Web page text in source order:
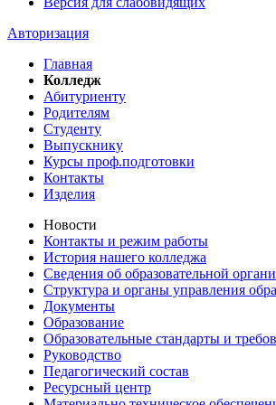
Авторизация
Главная
Колледж
Абитуриенту
Родителям
Студенту
Выпускнику
Курсы проф.подготовки
Контакты
Изделия
Новости
Контакты и режим работы
История нашего колледжа
Сведения об образовательной
Структура и органы управления
Документы
Образование
Образовательные стандарты и
Руководство
Педагогический состав
Ресурсный центр